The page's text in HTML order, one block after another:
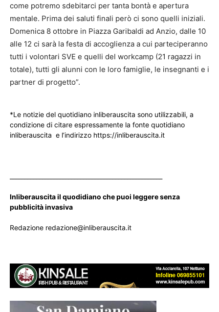
come potremo sdebitarci per tanta bontà e apertura
mentale. Prima dei saluti finali però ci sono quelli iniziali.
Domenica 8 ottobre in Piazza Garibaldi ad Anzio, dalle 10
alle 12 ci sarà la festa di accoglienza a cui parteciperanno
tutti i volontari SVE e quelli del workcamp (21 ragazzi in
totale), tutti gli alunni con le loro famiglie, le insegnanti e i
partner di progetto”.
*Le notizie del quotidiano inliberauscita sono utilizzabili, a
condizione di citare espressamente la fonte quotidiano
inliberauscita e l’indirizzo https://inliberauscita.it
Inliberauscita il quodidiano che puoi leggere senza
pubblicità invasiva
Redazione redazione@inliberauscita.it